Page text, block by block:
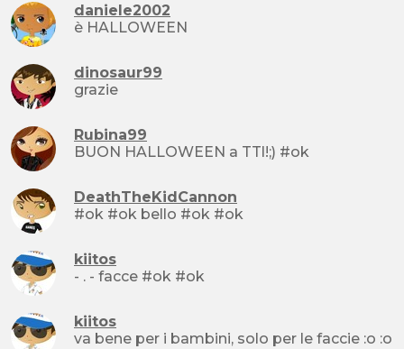
daniele2002
è HALLOWEEN
dinosaur99
grazie
Rubina99
BUON HALLOWEEN a TTl!;) #ok
DeathTheKidCannon
#ok #ok bello #ok #ok
kiitos
- . - facce #ok #ok
kiitos
va bene per i bambini, solo per le faccie :o :o